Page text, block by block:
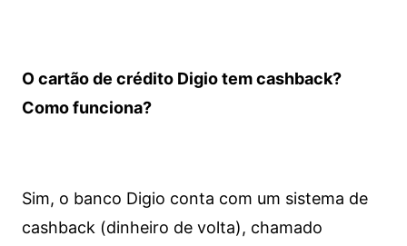
O cartão de crédito Digio tem cashback?
Como funciona?
Sim, o banco Digio conta com um sistema de
cashback (dinheiro de volta), chamado